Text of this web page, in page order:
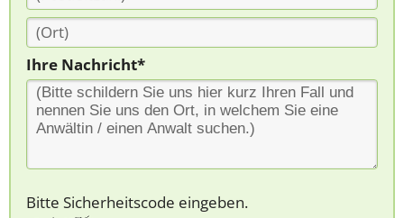
Ihre Nachricht*
Bitte Sicherheitscode eingeben.